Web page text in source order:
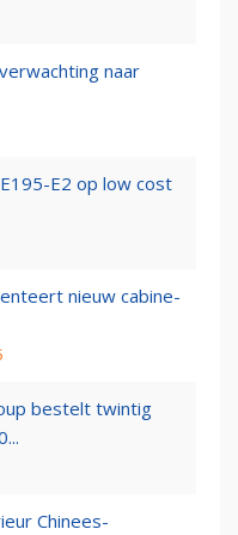
naar
E2 op low cost
nieuw cabine-
bestelt twintig
Chinees-